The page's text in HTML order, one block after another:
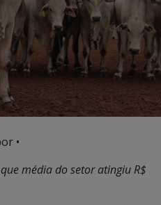
•
média do setor atingiu R$